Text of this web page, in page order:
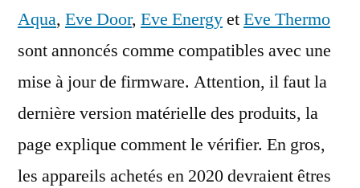
Aqua, Eve Door, Eve EnergyetEve Thermo
sont annoncés comme compatibles avec une
mise à jour de firmware. Attention, il faut la
dernière version matérielle des produits, la
page explique comment le vérifier. En gros,
les appareils achetés en 2020 devraient êtres